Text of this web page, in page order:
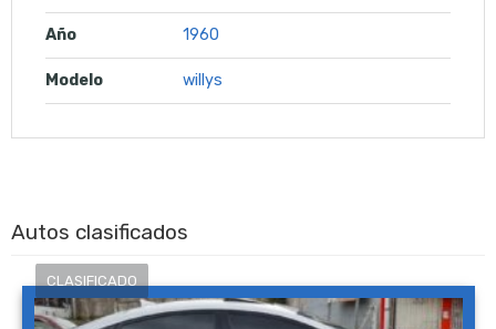
Año 1960
Modelo willys
Autos clasificados